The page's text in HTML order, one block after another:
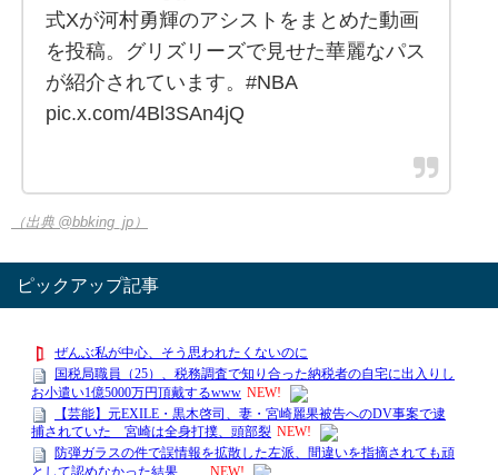
式Xが河村勇輝のアシストをまとめた動画
を投稿。グリズリーズで見せた華麗なパス
が紹介されています。#NBA
pic.x.com/4Bl3SAn4jQ
（出典 @bbking_jp）
ピックアップ記事